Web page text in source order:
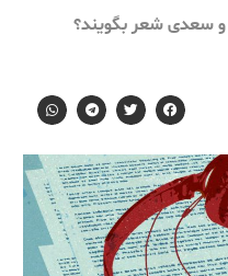
و سعدی شعر بگویند؟